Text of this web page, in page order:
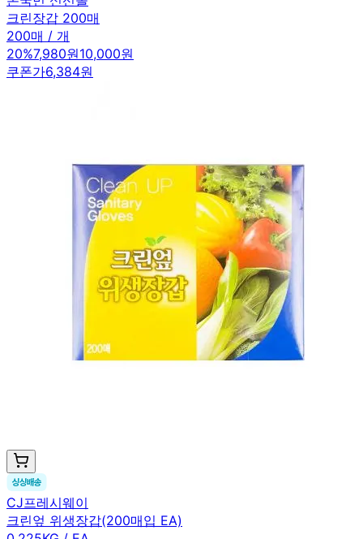
크린장갑 200매
200매 / 개
20%7,980원10,000원
쿠폰가6,384원
CJ프레시웨이
크린엎 위생장갑(200매입 EA)